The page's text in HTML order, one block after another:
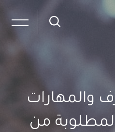
والمهارات
من